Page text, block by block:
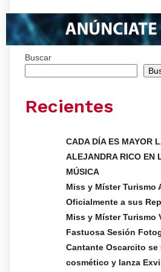
Buscar
Recientes
CADA DÍA ES MAYOR
ALEJANDRA RICO EN
MÚSICA
Miss y Míster Turismo
Oficialmente a sus
Miss y Míster Turismo
Fastuosa Sesión
Cantante Oscarcito se
cosmético y lanza